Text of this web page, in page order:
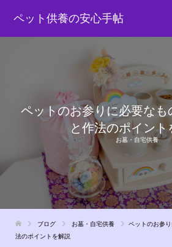
ペット供養の安心手帖
ペットのお参りに必要なも
と作法のポイント
お墓・自宅供養
ブログ お墓・自宅供養
ペットのお参
法のポイントを解説